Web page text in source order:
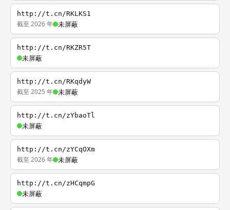
http://t.cn/RKLKS1
截至 2026 年 未屏蔽
http://t.cn/RKZR5T
未屏蔽
http://t.cn/RKqdyW
截至 2025 年 未屏蔽
http://t.cn/zYbaoTl
未屏蔽
http://t.cn/zYCqOXm
截至 2026 年 未屏蔽
http://t.cn/zHCqmpG
未屏蔽